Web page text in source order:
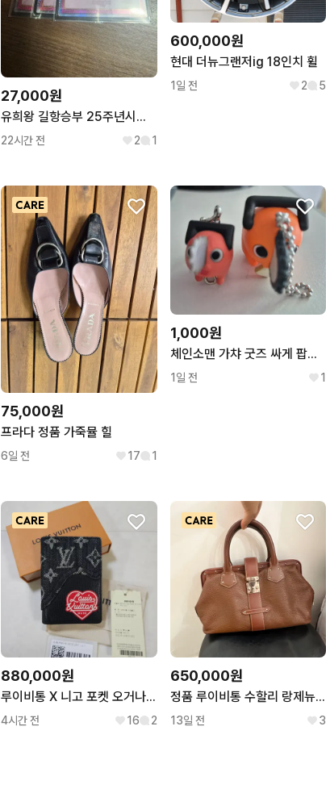
27,000원
유희왕 길항승부 25주년시크릿레어
22시간 전 2 1
600,000원
현대 더뉴그랜저ig 18인치 휠
1일 전 2 5
75,000원
프라다 정품 가죽뮬 힐
6일 전 17 1
1,000원
체인소맨 가챠 굿즈 싸게 팝니다(대롱가챠, 데포피그 피규어 가챠)
1일 전 1
880,000원
루이비통 X 니고 포켓 오거나이저 카드지갑 M81015
4시간 전 16 2
650,000원
정품 루이비통 수할리 랑제뉴 PM 토트백 가방 가로33
13일 전 3